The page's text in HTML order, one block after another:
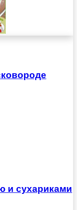
и сухариками